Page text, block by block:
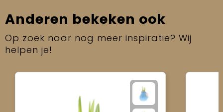
Anderen bekeken ook
Op zoek naar nog meer inspiratie? Wij
helpen je!